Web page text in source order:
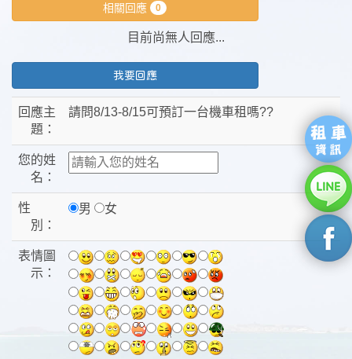
相關回應 0
目前尚無人回應...
我要回應
回應主
題：
請問8/13-8/15可預訂一台機車租嗎??
您的姓
名：
性
別：
男 女
表情圖
示：